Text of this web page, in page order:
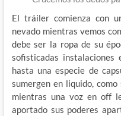
El tráiler comienza con
nevado mientras vemos
debe ser la ropa de su
sofisticadas
hasta una especie de
sumergen en liquido,
mientras una voz en off
aportado sus poderes